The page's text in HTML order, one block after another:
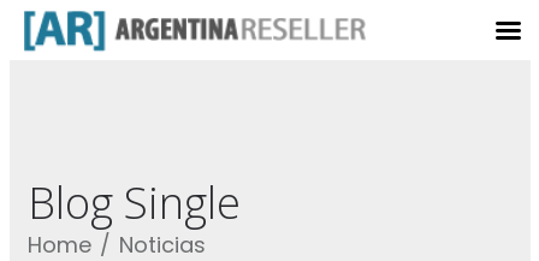
Blog Single
Home
Noticias